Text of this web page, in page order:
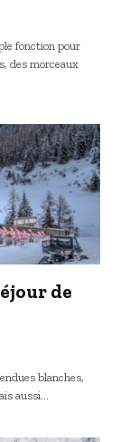
fonction pour
des morceaux
de
blanches,
aussi…